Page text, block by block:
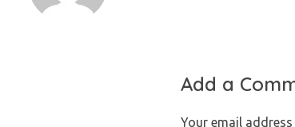
Add a
Your email